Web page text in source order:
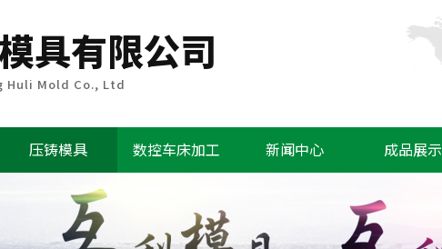
压铸模具 数控车床加工 新闻中心 成品展示